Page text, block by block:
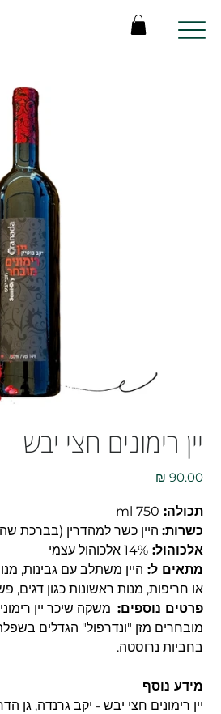
יין רימונים חצי יבש
מחיר ‏90.00 ‏₪
תכולה: 750 ml
כשרות: היין כשר למהדרין (בברכת
אלכוהול:14% אלכוהול עצמי
מתאים ל: היין משתלב עם גבינות,
או חריפות, מנות ראשונות כגון דגים,
פרטים נוספים: משקה שיכר יין
מובחרים מזן "ונדרפול" הגדלים
בחביות נרוסטה.
מידע נוסף
יין רימונים חצי יבש - יקב גרנדה, גן